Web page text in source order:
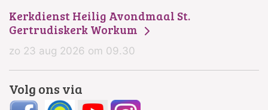
Kerkdienst Heilig Avondmaal St.
Gertrudiskerk Workum
zo 23 aug 2026 om 09.30
Volg ons via